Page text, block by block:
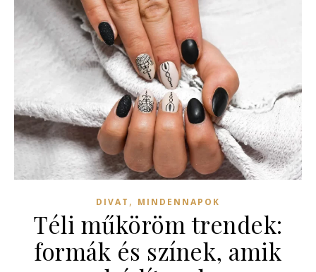
DIVAT , MINDENNAPOK
Téli műköröm trendek:
formák és színek, amik